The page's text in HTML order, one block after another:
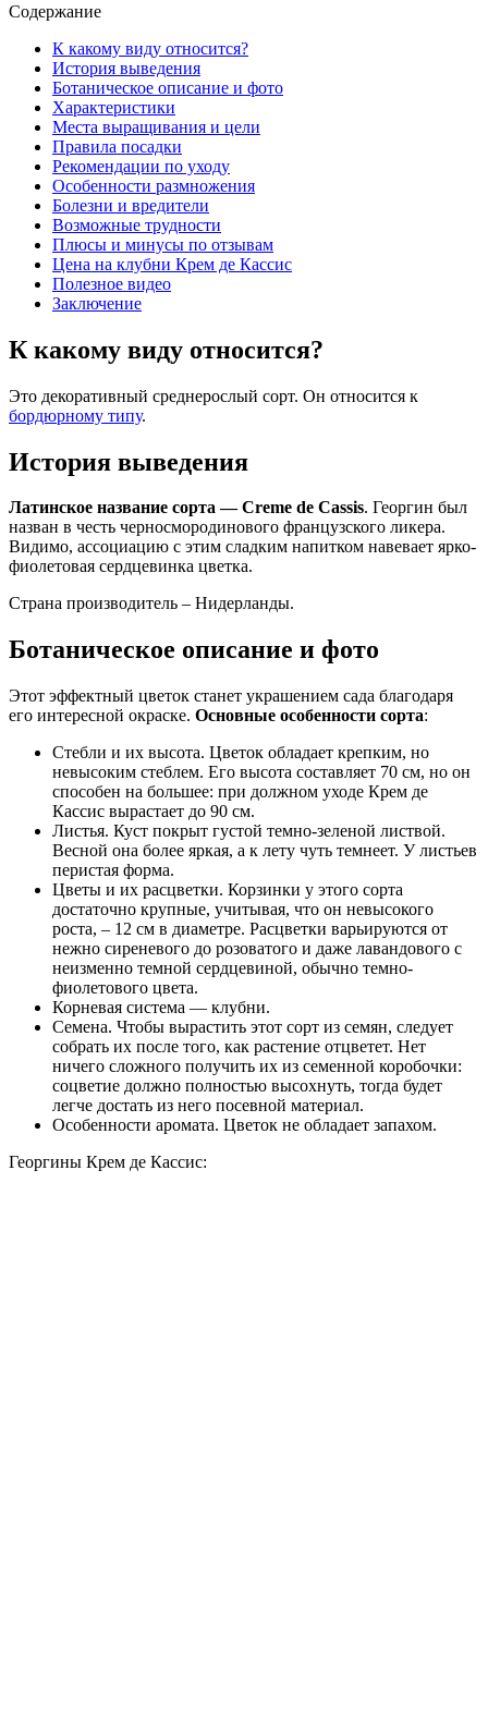
Содержание
К какому виду относится?
История выведения
Ботаническое описание и фото
Характеристики
Места выращивания и цели
Правила посадки
Рекомендации по уходу
Особенности размножения
Болезни и вредители
Возможные трудности
Плюсы и минусы по отзывам
Цена на клубни Крем де Кассис
Полезное видео
Заключение
К какому виду относится?
Это декоративный среднерослый сорт. Он относится к
бордюрному типу.
История выведения
Латинское название сорта — Creme de Cassis. Георгин был
назван в честь черносмородинового французского ликера.
Видимо, ассоциацию с этим сладким напитком навевает ярко-
фиолетовая сердцевинка цветка.
Страна производитель – Нидерланды.
Ботаническое описание и фото
Этот эффектный цветок станет украшением сада благодаря
его интересной окраске. Основные особенности сорта:
Стебли и их высота. Цветок обладает крепким, но
невысоким стеблем. Его высота составляет 70 см, но он
способен на большее: при должном уходе Крем де
Кассис вырастает до 90 см.
Листья. Куст покрыт густой темно-зеленой листвой.
Весной она более яркая, а к лету чуть темнеет. У листьев
перистая форма.
Цветы и их расцветки. Корзинки у этого сорта
достаточно крупные, учитывая, что он невысокого
роста, – 12 см в диаметре. Расцветки варьируются от
нежно сиреневого до розоватого и даже лавандового с
неизменно темной сердцевиной, обычно темно-
фиолетового цвета.
Корневая система — клубни.
Семена. Чтобы вырастить этот сорт из семян, следует
собрать их после того, как растение отцветет. Нет
ничего сложного получить их из семенной коробочки:
соцветие должно полностью высохнуть, тогда будет
легче достать из него посевной материал.
Особенности аромата. Цветок не обладает запахом.
Георгины Крем де Кассис: